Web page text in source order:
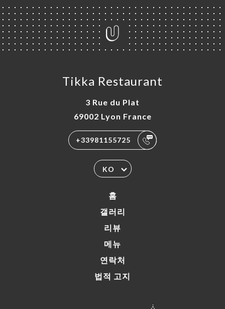
Tikka Restaurant
3 Rue du Plat
69002 Lyon France
+33981155725
KO
홈
갤러리
리뷰
메뉴
연락처
법적 고지